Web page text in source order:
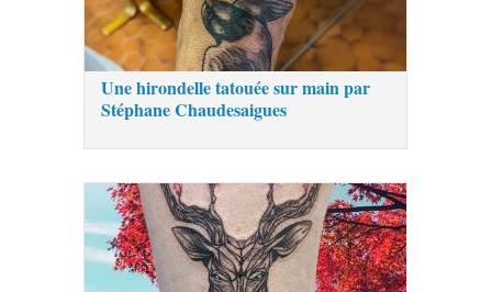
Une hirondelle tatouée sur main par
Stéphane Chaudesaigues